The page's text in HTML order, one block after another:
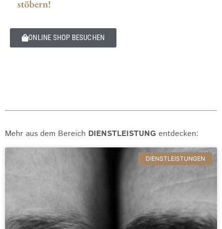
stöbern!
ONLINE SHOP BESUCHEN
Mehr aus dem Bereich DIENSTLEISTUNG entdecken:
DIENSTLEISTUNGEN